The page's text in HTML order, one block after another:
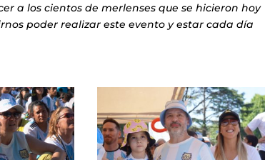
a los cientos de merlenses que se hicieron hoy
poder realizar este evento y estar cada día